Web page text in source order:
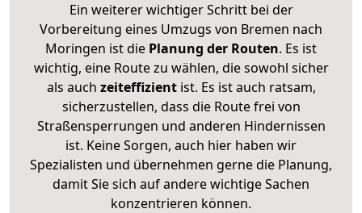
Ein weiterer wichtiger Schritt bei der
Vorbereitung eines Umzugs von Bremen nach
Moringen ist die Planung der Routen. Es ist
wichtig, eine Route zu wählen, die sowohl sicher
als auch zeiteffizientist. Es ist auch ratsam,
sicherzustellen, dass die Route frei von
Straßensperrungen und anderen Hindernissen
ist. Keine Sorgen, auch hier haben wir
Spezialisten und übernehmen gerne die Planung,
damit Sie sich auf andere wichtige Sachen
konzentrieren können.